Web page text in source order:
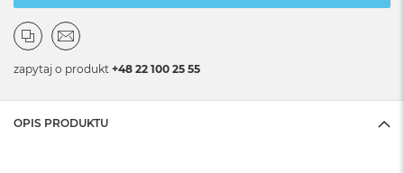
zapytaj o produkt +48 22 100 25 55
OPIS PRODUKTU